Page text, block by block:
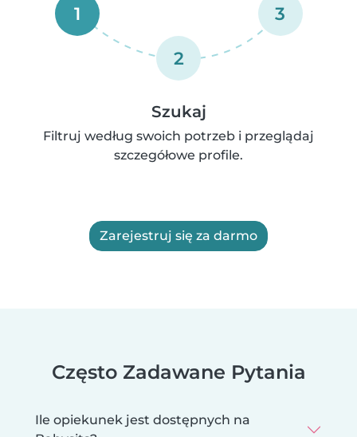
1
2
3
Szukaj
Filtruj według swoich potrzeb i przeglądaj
szczegółowe profile.
Zarejestruj się za darmo
Często Zadawane Pytania
Ile opiekunek jest dostępnych na